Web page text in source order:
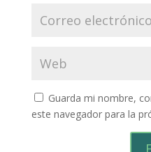
Guarda mi nombre,
este navegador para la